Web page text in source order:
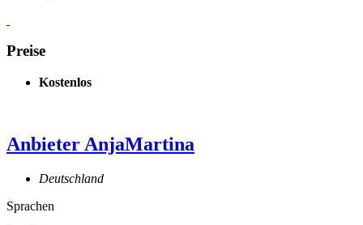
Preise
Kostenlos
Anbieter AnjaMartina
Deutschland
Sprachen